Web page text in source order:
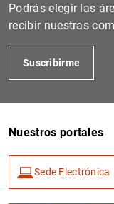
Podrás elegir las
recibir nuestras
Suscribirme
Nuestros portales
Sede Electrónica